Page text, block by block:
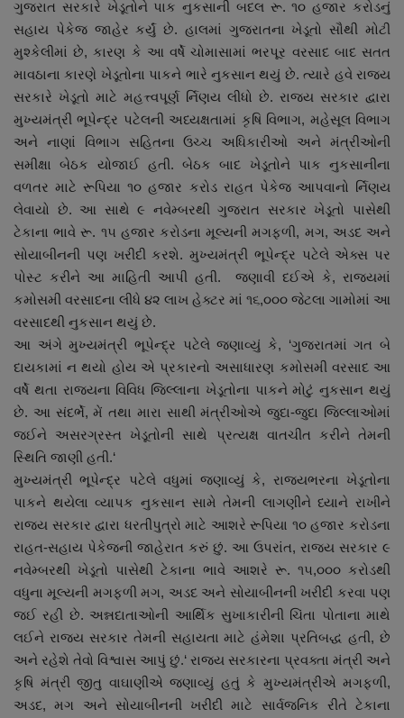
ગુજરાત સરકારે ખેડૂતોને પાક નુકસાની બદલ રૂ. ૧૦ હજાર કરોડનું
સહાય પેકેજ જાહેર કર્યું છે. હાલમાં ગુજરાતના ખેડૂતો સૌથી મોટી
મુશ્કેલીમાં છે, કારણ કે આ વર્ષે ચોમાસામાં ભરપૂર વરસાદ બાદ સતત
માવઠાના કારણે ખેડૂતોના પાકને ભારે નુકસાન થયું છે. ત્યારે હવે રાજ્ય
સરકારે ખેડૂતો માટે મહત્ત્વપૂર્ણ ર્નિણય લીધો છે. રાજ્ય સરકાર દ્વારા
મુખ્યમંત્રી ભૂપેન્દ્ર પટેલની અધ્યક્ષતામાં કૃષિ વિભાગ, મહેસૂલ વિભાગ
અને નાણાં વિભાગ સહિતના ઉચ્ચ અધિકારીઓ અને મંત્રીઓની
સમીક્ષા બેઠક યોજાઈ હતી. બેઠક બાદ ખેડૂતોને પાક નુકસાનીના
વળતર માટે રૂપિયા ૧૦ હજાર કરોડ રાહત પેકેજ આપવાનો ર્નિણય
લેવાયો છે. આ સાથે ૯ નવેમ્બરથી ગુજરાત સરકાર ખેડૂતો પાસેથી
ટેકાના ભાવે રૂ. ૧૫ હજાર કરોડના મૂલ્યની મગફળી, મગ, અડદ અને
સોયાબીનની પણ ખરીદી કરશે. મુખ્યમંત્રી ભૂપેન્દ્ર પટેલે એક્સ પર
પોસ્ટ કરીને આ માહિતી આપી હતી. જણાવી દઈએ કે, રાજ્યમાં
કમોસમી વરસાદના લીધે ૪૨ લાખ હેક્ટર માં ૧૬,૦૦૦ જેટલા ગામોમાં આ
વરસાદથી નુકસાન થયું છે.
આ અંગે મુખ્યમંત્રી ભૂપેન્દ્ર પટેલે જણાવ્યું કે, ‘ગુજરાતમાં ગત બે
દાયકામાં ન થયો હોય એ પ્રકારનો અસાધારણ કમોસમી વરસાદ આ
વર્ષે થતા રાજ્યના વિવિધ જિલ્લાના ખેડૂતોના પાકને મોટું નુકસાન થયું
છે. આ સંદર્ભે, મેં તથા મારા સાથી મંત્રીઓએ જુદા-જુદા જિલ્લાઓમાં
જઈને અસરગ્રસ્ત ખેડૂતોની સાથે પ્રત્યક્ષ વાતચીત કરીને તેમની
સ્થિતિ જાણી હતી.‘
મુખ્યમંત્રી ભૂપેન્દ્ર પટેલે વધુમાં જણાવ્યું કે, રાજ્યભરના ખેડૂતોના
પાકને થયેલા વ્યાપક નુકસાન સામે તેમની લાગણીને ધ્યાને રાખીને
રાજ્ય સરકાર દ્વારા ધરતીપુત્રો માટે આશરે રૂપિયા ૧૦ હજાર કરોડના
રાહત-સહાય પેકેજની જાહેરાત કરું છું. આ ઉપરાંત, રાજ્ય સરકાર ૯
નવેમ્બરથી ખેડૂતો પાસેથી ટેકાના ભાવે આશરે રૂ. ૧૫,૦૦૦ કરોડથી
વધુના મૂલ્યની મગફળી મગ, અડદ અને સોયાબીનની ખરીદી કરવા પણ
જઈ રહી છે. અન્નદાતાઓની આર્થિક સુખાકારીની ચિંતા પોતાના માથે
લઈને રાજ્ય સરકાર તેમની સહાયતા માટે હંમેશા પ્રતિબદ્ધ હતી, છે
અને રહેશે તેવો વિશ્વાસ આપું છું.‘ રાજ્ય સરકારના પ્રવક્તા મંત્રી અને
કૃષિ મંત્રી જીતુ વાઘાણીએ જણાવ્યું હતું કે મુખ્યમંત્રીએ મગફળી,
અડદ, મગ અને સોયાબીનની ખરીદી માટે સાર્વજનિક રીતે ટેકાના